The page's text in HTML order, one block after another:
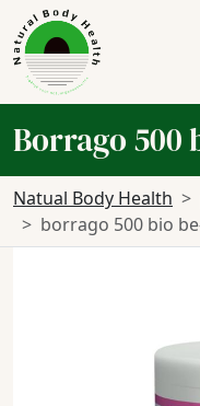
Borrago 500
Natual Body Health
borrago 500 bio